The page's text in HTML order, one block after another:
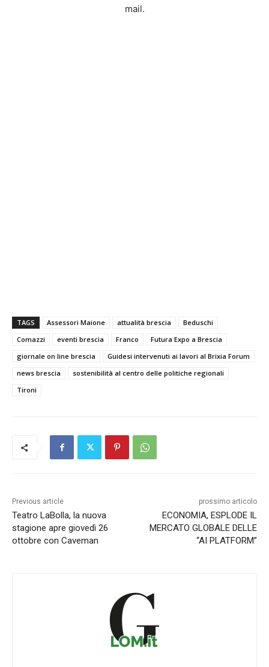
mail.
TAGS Assessori Maione attualità brescia
Beduschi
Comazzi
eventi brescia Franco
Futura Expo a Brescia
giornale on line brescia
Guidesi intervenuti ai lavori al Brixia Forum
news brescia
sostenibilità al centro delle politiche regionali
Tironi
Previous article
Teatro LaBolla, la nuova
stagione apre giovedì 26
ottobre con Caveman
prossimo articolo
ECONOMIA, ESPLODE IL
MERCATO GLOBALE DELLE
“AI PLATFORM”